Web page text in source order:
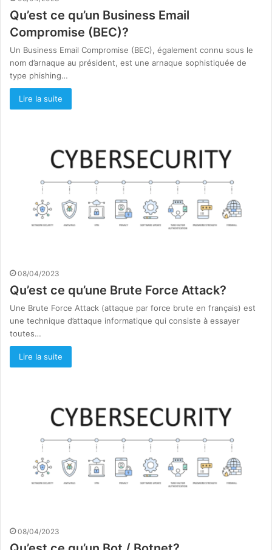
Qu’est ce qu’un Business Email
Compromise (BEC)?
Un Business Email Compromise (BEC), également connu sous le
nom d’arnaque au président, est une arnaque sophistiquée de
type phishing…
Lire la suite
08/04/2023
Qu’est ce qu’une Brute Force Attack?
Une Brute Force Attack (attaque par force brute en français) est
une technique d’attaque informatique qui consiste à essayer
toutes…
Lire la suite
08/04/2023